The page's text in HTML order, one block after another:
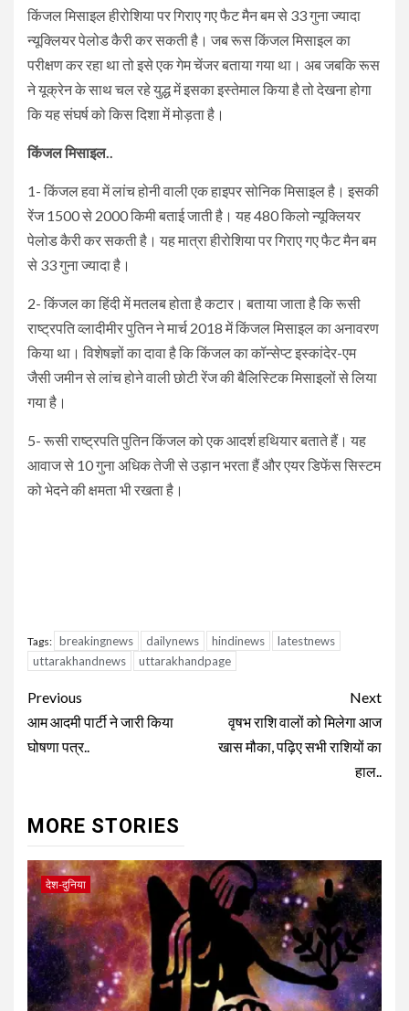
किंजल मिसाइल हीरोशिया पर गिराए गए फैट मैन बम से 33 गुना ज्यादा
न्यूक्लियर पेलोड कैरी कर सकती है। जब रूस किंजल मिसाइल का
परीक्षण कर रहा था तो इसे एक गेम चेंजर बताया गया था। अब जबकि रूस
ने यूक्रेन के साथ चल रहे युद्ध में इसका इस्तेमाल किया है तो देखना होगा
कि यह संघर्ष को किस दिशा में मोड़ता है।
किंजल मिसाइल..
1- किंजल हवा में लांच होनी वाली एक हाइपर सोनिक मिसाइल है। इसकी
रेंज 1500 से 2000 किमी बताई जाती है। यह 480 किलो न्यूक्लियर
पेलोड कैरी कर सकती है। यह मात्रा हीरोशिया पर गिराए गए फैट मैन बम
से 33 गुना ज्यादा है।
2- किंजल का हिंदी में मतलब होता है कटार। बताया जाता है कि रूसी
राष्ट्रपति व्लादीमीर पुतिन ने मार्च 2018 में किंजल मिसाइल का अनावरण
किया था। विशेषज्ञों का दावा है कि किंजल का कॉन्सेप्ट इस्कांदेर-एम
जैसी जमीन से लांच होने वाली छोटी रेंज की बैलिस्टिक मिसाइलों से लिया
गया है।
5- रूसी राष्ट्रपति पुतिन किंजल को एक आदर्श हथियार बताते हैं। यह
आवाज से 10 गुना अधिक तेजी से उड़ान भरता हैं और एयर डिफेंस सिस्टम
को भेदने की क्षमता भी रखता है।
Tags: breakingnews dailynews hindinews
latestnews
uttarakhandnews
uttarakhandpage
Continue
Reading
Previous
आम आदमी पार्टी ने जारी किया
घोषणा पत्र..
Next
वृषभ राशि वालों को मिलेगा आज
खास मौका, पढ़िए सभी राशियों का
हाल..
MORE STORIES
देश-दुनिया